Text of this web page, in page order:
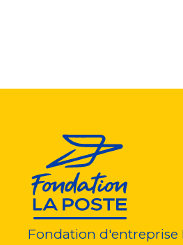
Fondation d'entreprise